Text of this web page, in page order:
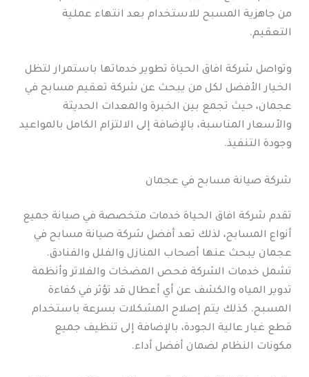
من جاهزية المسبح للاستخدام بعد انتهاء عملية
التعقيم.
وتواصل شركة افاق الحياة تطوير خدماتها باستمرار لتظل
الخيار الأفضل لكل من يبحث عن شركة تعقيم مسابح في
عجمان، حيث تجمع بين الخبرة والمعدات الحديثة
والأسعار المناسبة، بالإضافة إلى الالتزام الكامل بالمواعيد
وجودة التنفيذ.
شركة صيانة مسابح في عجمان
تقدم شركة افاق الحياة خدمات متخصصة في صيانة جميع
أنواع المسابح، لذلك تعد أفضل شركة صيانة مسابح في
عجمان يبحث عنها أصحاب المنازل والفلل والفنادق.
تشمل خدمات الشركة فحص المضخات والفلاتر وأنظمة
تدوير المياه والكشف عن أي أعطال قد تؤثر في كفاءة
المسبح. كذلك يتم إصلاح المشكلات بسرعة باستخدام
قطع غيار عالية الجودة، بالإضافة إلى تنظيف جميع
مكونات النظام لضمان أفضل أداء.